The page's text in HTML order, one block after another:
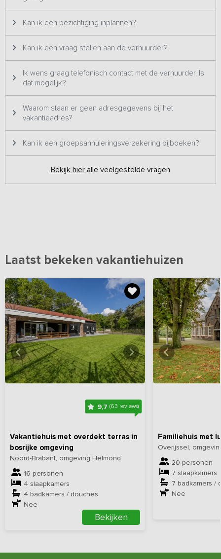
zomermaanden kunnen de kinderen mee om de koeien van het
land te halen. Ook is het voor de kinderen mogelijk om pony's te
Kan ik een bezichtiging inplannen?
Kan ik een vraag stellen aan de verhuurder?
Ik wens graag telefonisch contact met de verhuurder. Is
dat mogelijk?
Waarom staan er geen adresgegevens bij het
vakantieadres?
Kan ik een groepsannuleringsverzekering bijboeken?
Bekijk hier alle veelgestelde vragen
Laatst bekeken vakantiehuizen
9,7 (63 reviews)
Vakantiehuis met overdekt terras in
bosrijke omgeving
Noord-Brabant, omgeving Helmond
16 personen
4 slaapkamers
4 badkamers / douches
Nee
Bekijken
Bekijkhieralle foto's
Familiehuis met
Overijssel,
20 personen
7 slaapkamers
7 badkamers /
Nee
Bekijk